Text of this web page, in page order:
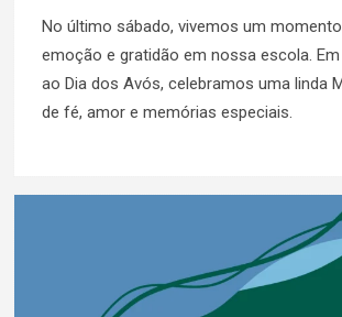
No último sábado, vivemos um
emoção e gratidão em nossa escola.
ao Dia dos Avós, celebramos uma linda
de fé, amor e memórias especiais.